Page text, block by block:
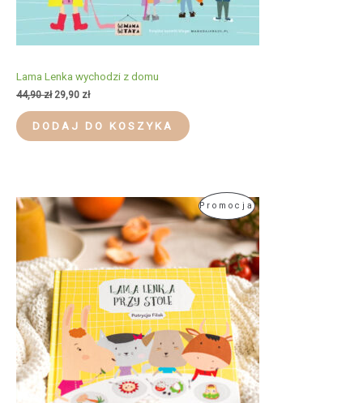
Lama Lenka wychodzi z domu
44,90zł Pierwotna
44,90 zł.
29,90 złAktualna
29,90 zł.
DODAJ DO KOSZYKA
PromocjaProdukt
W
Promocji